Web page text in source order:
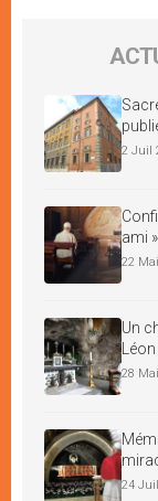
2 Juil
ami »
22
Un
28
24